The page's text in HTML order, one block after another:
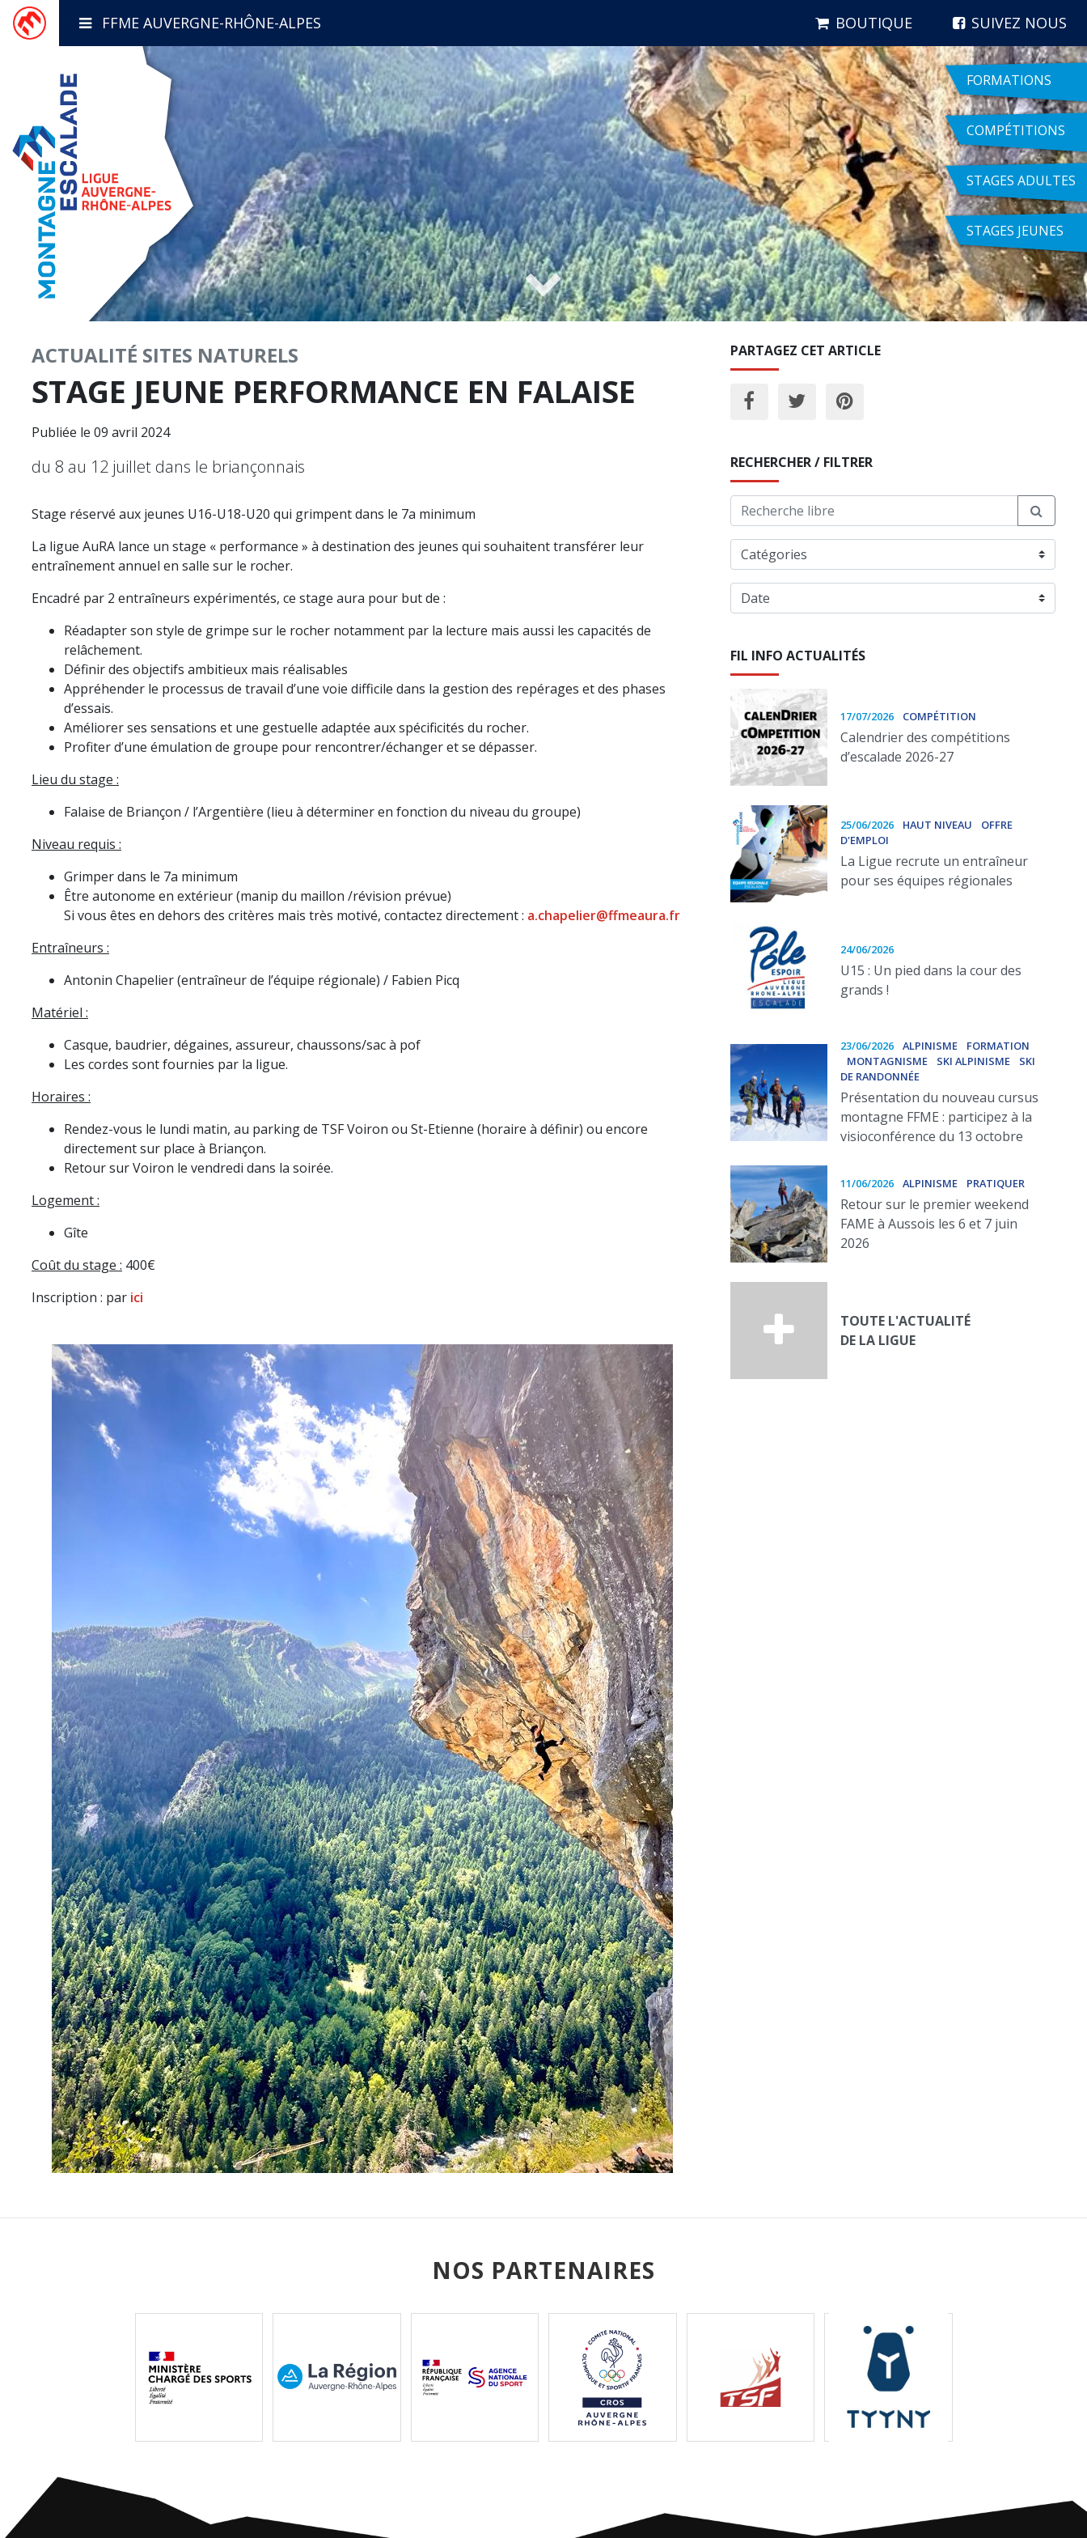
FFME AUVERGNE-RHÔNE-ALPES BOUTIQUE SUIVEZ NOUS
FORMATIONS
COMPÉTITIONS
STAGES ADULTES
STAGES JEUNES
ACTUALITÉ SITES NATURELS
STAGE JEUNE PERFORMANCE EN FALAISE
Publiée le 09 avril 2024
du 8 au 12 juillet dans le briançonnais
Stage réservé aux jeunes U16-U18-U20 qui grimpent dans le 7a minimum
La ligue AuRA lance un stage « performance » à destination des jeunes qui souhaitent transférer leur
entraînement annuel en salle sur le rocher.
Encadré par 2 entraîneurs expérimentés, ce stage aura pour but de :
Réadapter son style de grimpe sur le rocher notamment par la lecture mais aussi les capacités de
relâchement.
Définir des objectifs ambitieux mais réalisables
Appréhender le processus de travail d’une voie difficile dans la gestion des repérages et des phases
d’essais.
Améliorer ses sensations et une gestuelle adaptée aux spécificités du rocher.
Profiter d’une émulation de groupe pour rencontrer/échanger et se dépasser.
Lieu du stage :
Falaise de Briançon / l’Argentière (lieu à déterminer en fonction du niveau du groupe)
Niveau requis :
Grimper dans le 7a minimum
Être autonome en extérieur (manip du maillon /révision prévue)
Si vous êtes en dehors des critères mais très motivé, contactez directement : a.chapelier@ffmeaura.fr
Entraîneurs :
Antonin Chapelier (entraîneur de l’équipe régionale) / Fabien Picq
Matériel :
Casque, baudrier, dégaines, assureur, chaussons/sac à pof
Les cordes sont fournies par la ligue.
Horaires :
Rendez-vous le lundi matin, au parking de TSF Voiron ou St-Etienne (horaire à définir) ou encore
directement sur place à Briançon.
Retour sur Voiron le vendredi dans la soirée.
Logement :
Gîte
Coût du stage : 400€
Inscription : par ici
PARTAGEZ CET ARTICLE
RECHERCHER / FILTRER
FIL INFO ACTUALITÉS
17/07/2026 COMPÉTITION
Calendrier des compétitions
d’escalade 2026-27
25/06/2026 HAUT NIVEAU
OFFRE
D'EMPLOI
La Ligue recrute un entraîneur
pour ses équipes régionales
24/06/2026
U15 : Un pied dans la cour des
grands !
23/06/2026 ALPINISME
FORMATION
MONTAGNISME
SKI ALPINISME
SKI
DE RANDONNÉE
Présentation du nouveau cursus
montagne FFME : participez à la
visioconférence du 13 octobre
11/06/2026 ALPINISME PRATIQUER
Retour sur le premier weekend
FAME à Aussois les 6 et 7 juin
2026
TOUTE L'ACTUALITÉ
DE LA LIGUE
NOS PARTENAIRES